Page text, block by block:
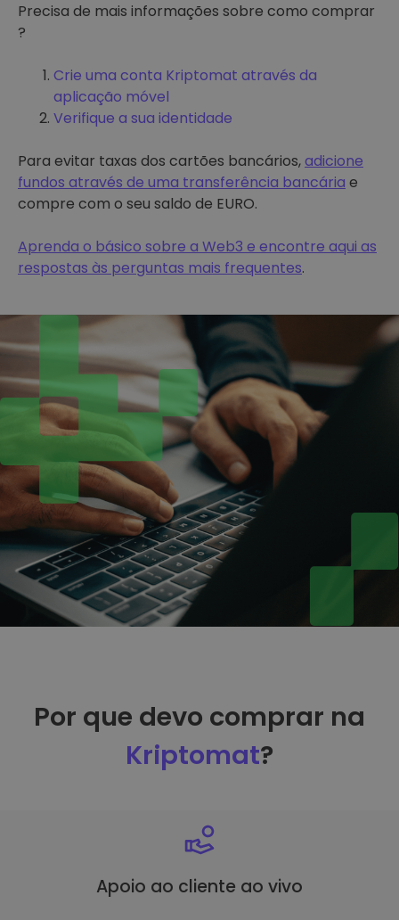
Precisa de mais informações sobre como comprar
?
Crie uma conta Kriptomat através da
aplicação móvel
Verifique a sua identidade
Para evitar taxas dos cartões bancários,adicione
fundos através de uma transferência bancária e
compre com o seu saldo de EURO.
Aprenda o básico sobre a Web3 e encontre aqui as
respostas às perguntas mais frequentes.
Por que devo comprar na
Kriptomat?
Apoio ao cliente ao vivo